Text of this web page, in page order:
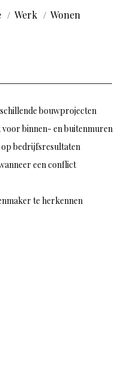
Werk Wonen
bouwprojecten
binnen- en buitenmuren
bedrijfsresultaten
een conflict
te herkennen